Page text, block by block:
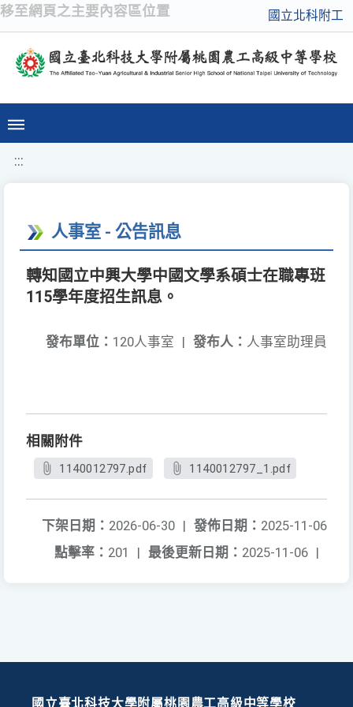
移至網頁之主要內容區位置 國立北科附工
:::
人事室 - 公告訊息
轉知國立中興大學中國文學系碩士在職專班
115學年度招生訊息。
發布人： 人事室助理員
發布單位： 120人事室 |
相關附件
1140012797.pdf 1140012797_1.pdf
發佈日期： 2025-11-06
下架日期： 2026-06-30 |
最後更新日期： 2025-11-06 |
點擊率： 201 |
國立臺北科技大學附屬桃園農工高級中等學校